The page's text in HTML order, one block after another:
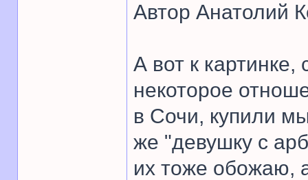
Автор Анатолий
А вот к
некоторое
в Сочи, купили
же "девушку с
их тоже обожаю,